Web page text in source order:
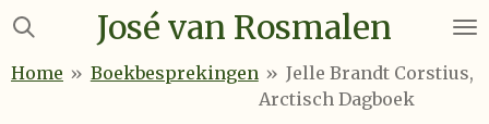
Ga
naar
José van Rosmalen
Home » Boekbesprekingen » Jelle Brandt Corstius,
Arctisch Dagboek